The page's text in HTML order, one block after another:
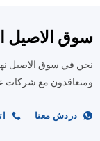
الاصيل
سوق الاصيل نهتم
مع شركات عالمية
دردش معنا اتصل